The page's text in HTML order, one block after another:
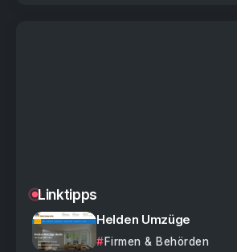
Linktipps
Helden Umzüge
Firmen & Behörden